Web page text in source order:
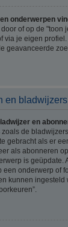
onderwerpen
of op de "toon
via je eigen
geavanceerde
en bladwijzers
en
de
gebracht als er
als abonneren
is geüpdate.
een onderwerp of
kunnen ingesteld